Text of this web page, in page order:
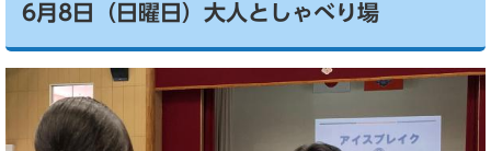
6月8日（日曜日）大人としゃべり場